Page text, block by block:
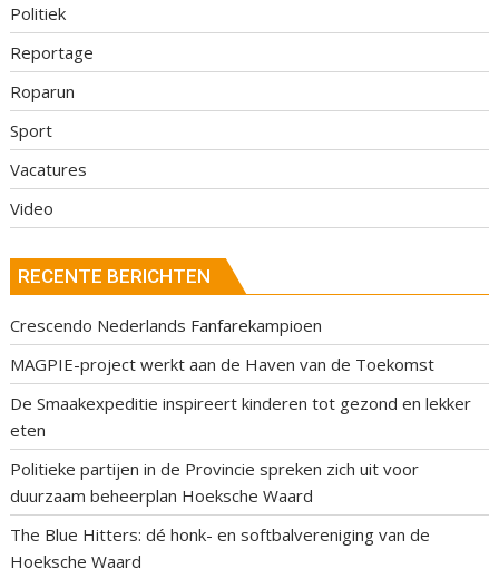
Politiek
Reportage
Roparun
Sport
Vacatures
Video
RECENTE BERICHTEN
Crescendo Nederlands Fanfarekampioen
MAGPIE-project werkt aan de Haven van de Toekomst
De Smaakexpeditie inspireert kinderen tot gezond en lekker
eten
Politieke partijen in de Provincie spreken zich uit voor
duurzaam beheerplan Hoeksche Waard
The Blue Hitters: dé honk- en softbalvereniging van de
Hoeksche Waard